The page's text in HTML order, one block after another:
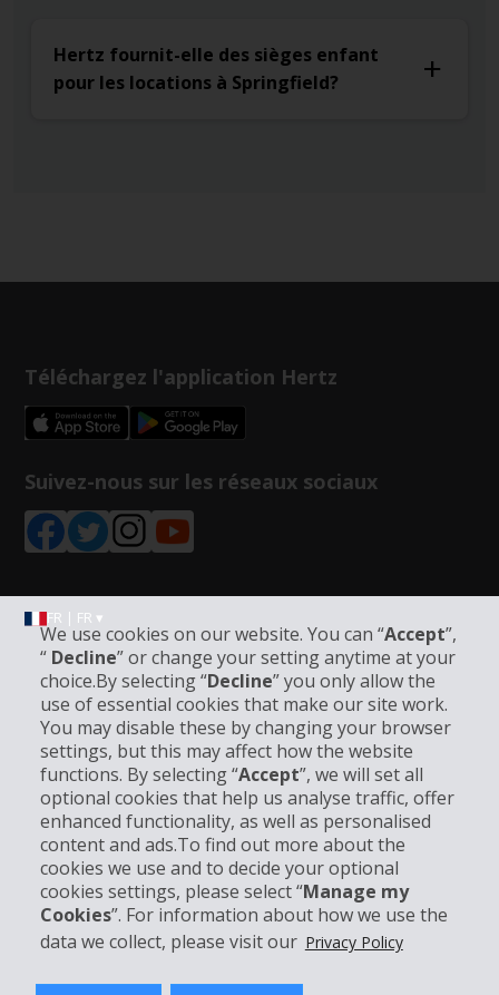
We use cookies on our website. You can “Accept”,
“ Decline” or change your setting anytime at your
choice.By selecting “Decline” you only allow the
use of essential cookies that make our site work.
You may disable these by changing your browser
settings, but this may affect how the website
functions. By selecting “Accept”, we will set all
optional cookies that help us analyse traffic, offer
enhanced functionality, as well as personalised
content and ads.To find out more about the
cookies we use and to decide your optional
cookies settings, please select “Manage my
Cookies”. For information about how we use the
data we collect, please visit our Privacy Policy
Hertz fournit-elle des sièges enfant
pour les locations à Springfield?
Téléchargez l'application Hertz
Suivez-nous sur les réseaux sociaux
FR | FR ▾
Informations sur l'entreprise
Entreprise
Support client
Réserver avec Hertz